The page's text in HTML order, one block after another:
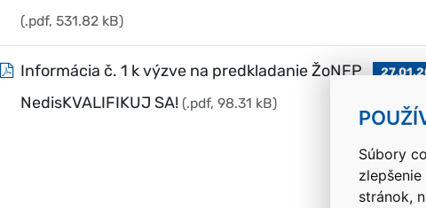
Súbory
stránok,
(.pdf, 531.82 kB)
Informácia č. 1 k výzve na predkladanie ŽoNFP
NedisKVALIFIKUJ SA! (.pdf, 98.31 kB)